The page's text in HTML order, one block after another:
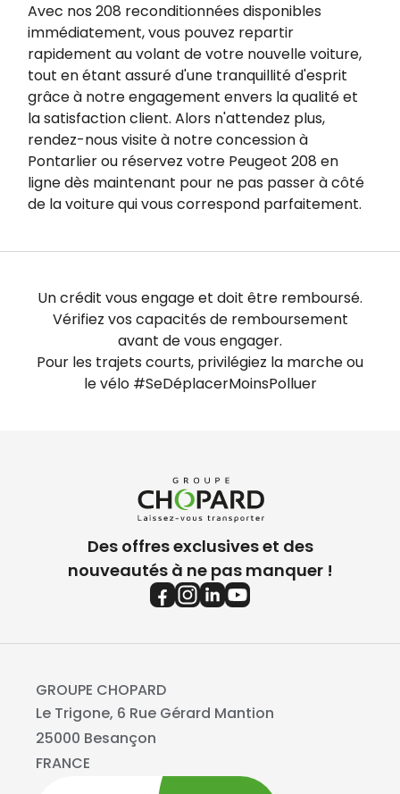
Avec nos 208 reconditionnées disponibles
immédiatement, vous pouvez repartir
rapidement au volant de votre nouvelle voiture,
tout en étant assuré d'une tranquillité d'esprit
grâce à notre engagement envers la qualité et
la satisfaction client. Alors n'attendez plus,
rendez-nous visite à notre concession à
Pontarlier ou réservez votre Peugeot 208 en
ligne dès maintenant pour ne pas passer à côté
de la voiture qui vous correspond parfaitement.
Un crédit vous engage et doit être remboursé.
Vérifiez vos capacités de remboursement
avant de vous engager.
Pour les trajets courts, privilégiez la marche ou
le vélo #SeDéplacerMoinsPolluer
Des offres exclusives et des
nouveautés à ne pas manquer !
GROUPE CHOPARD
Le Trigone, 6 Rue Gérard Mantion
25000 Besançon
FRANCE